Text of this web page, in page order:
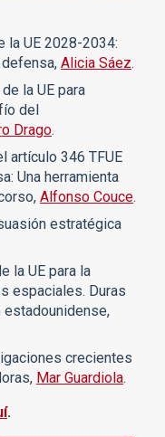
la UE 2028-2034:
Alicia Sáez.
la UE para
del
Drago.
artículo 346 TFUE
Una herramienta
Alfonso Couce.
estratégica
la UE para la
espaciales. Duras
crecientes
Mar Guardiola.
.